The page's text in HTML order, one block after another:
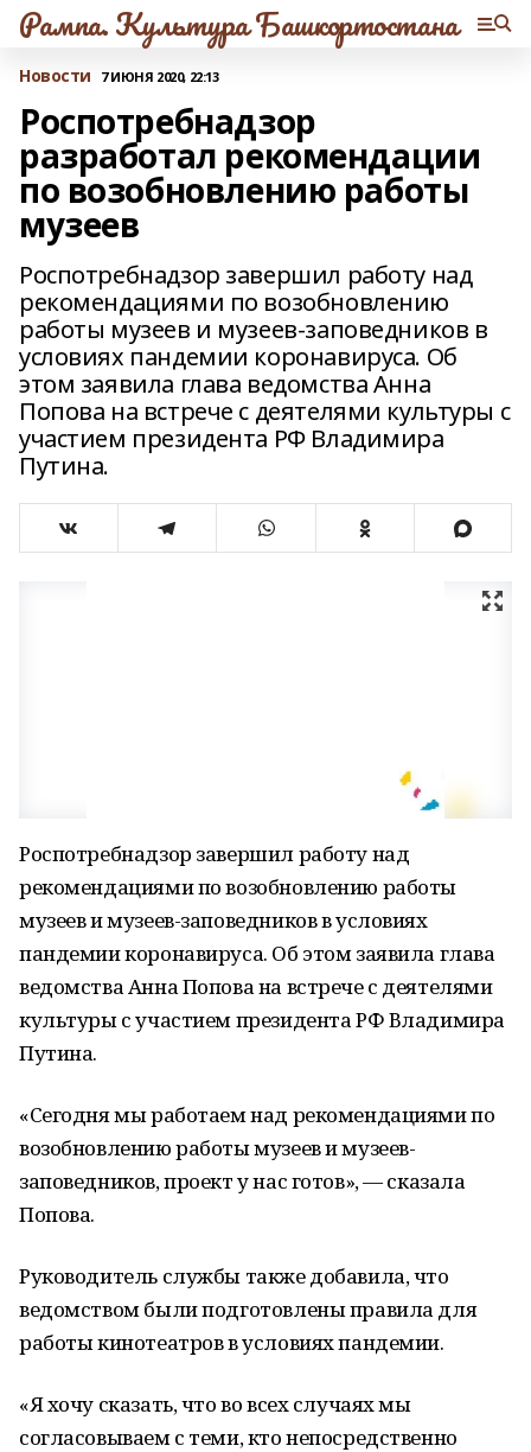
Рампа. Культура Башкортостана
Новости 7 ИЮНЯ 2020, 22:13
Роспотребнадзор
разработал рекомендации
по возобновлению работы
музеев
Роспотребнадзор завершил работу над
рекомендациями по возобновлению
работы музеев и музеев-заповедников в
условиях пандемии коронавируса. Об
этом заявила глава ведомства Анна
Попова на встрече с деятелями культуры с
участием президента РФ Владимира
Путина.
Роспотребнадзор завершил работу над
рекомендациями по возобновлению работы
музеев и музеев-заповедников в условиях
пандемии коронавируса. Об этом заявила глава
ведомства Анна Попова на встрече с деятелями
культуры с участием президента РФ Владимира
Путина.
«Сегодня мы работаем над рекомендациями по
возобновлению работы музеев и музеев-
заповедников, проект у нас готов», — сказала
Попова.
Руководитель службы также добавила, что
ведомством были подготовлены правила для
работы кинотеатров в условиях пандемии.
«Я хочу сказать, что во всех случаях мы
согласовываем с теми, кто непосредственно